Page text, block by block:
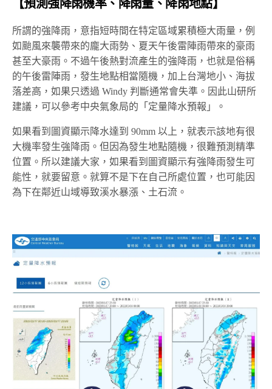
【預測強降雨機率、降雨量、降雨地點】
所謂的強降雨，意指短時間在特定區域累積極大雨量，例
如颱風來襲帶來的龐大雨勢、夏天午後雷陣雨帶來的豪雨
甚至大豪雨。不過午後熱對流產生的強降雨，也就是俗稱
的午後雷陣雨，發生地點相當隨機，加上台灣地小、海拔
落差高，如果只透過 Windy 判斷通常會失準。因此山研所
建議，可以參考中央氣象局的「定量降水預報」。
如果看到圖資顯示降水達到 90mm 以上，就表示該地有很
大機率發生強降雨。但因為發生地點隨機，很難預測精準
位置。所以建議大家，如果看到圖資顯示有強降雨發生可
能性，就要留意。就算不是下在自己所處位置，也可能因
為下在鄰近山域導致溪水暴漲、土石流。